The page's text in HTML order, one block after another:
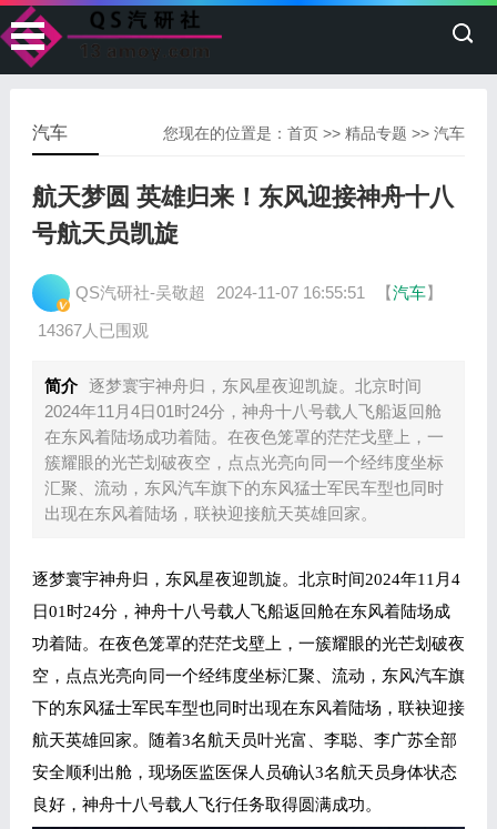
您现在的位置是：首页 >>精品专题 >>汽车
汽车
航天梦圆 英雄归来！东风迎接神舟十八
号航天员凯旋
QS汽研社-吴敬超 2024-11-07 16:55:51 【汽车】
14367人已围观
简介 逐梦寰宇神舟归，东风星夜迎凯旋。北京时间
2024年11月4日01时24分，神舟十八号载人飞船返回舱
在东风着陆场成功着陆。在夜色笼罩的茫茫戈壁上，一
簇耀眼的光芒划破夜空，点点光亮向同一个经纬度坐标
汇聚、流动，东风汽车旗下的东风猛士军民车型也同时
出现在东风着陆场，联袂迎接航天英雄回家。
逐梦寰宇神舟归，东风星夜迎凯旋。北京时间2024年11月4
日01时24分，神舟十八号载人飞船返回舱在东风着陆场成
功着陆。在夜色笼罩的茫茫戈壁上，一簇耀眼的光芒划破夜
空，点点光亮向同一个经纬度坐标汇聚、流动，东风汽车旗
下的东风猛士军民车型也同时出现在东风着陆场，联袂迎接
航天英雄回家。随着3名航天员叶光富、李聪、李广苏全部
安全顺利出舱，现场医监医保人员确认3名航天员身体状态
良好，神舟十八号载人飞行任务取得圆满成功。